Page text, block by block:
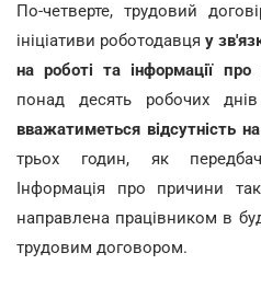
По-четверте, трудовий
ініціативи роботодавця у
на роботі та інформації про
понад десять робочих
вважатиметься відсутність
трьох годин, як
Інформація про причини
направлена працівником в
трудовим договором.